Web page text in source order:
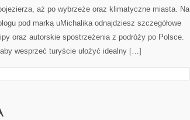
aż po wybrzeże oraz klimatyczne miasta. Na
pod marką uMichalika odnajdziesz szczegółowe
oraz autorskie spostrzeżenia z podróży po Polsce.
wesprzeć turyście ułożyć idealny […]